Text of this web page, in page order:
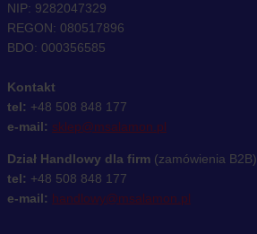
NIP: 9282047329
REGON: 080517896
BDO: 000356585
Kontakt
tel: +48 508 848 177
e-mail: sklep@msalamon.pl
Dział Handlowy dla firm (zamówienia B2B)
tel: +48 508 848 177
e-mail: handlowy@msalamon.pl